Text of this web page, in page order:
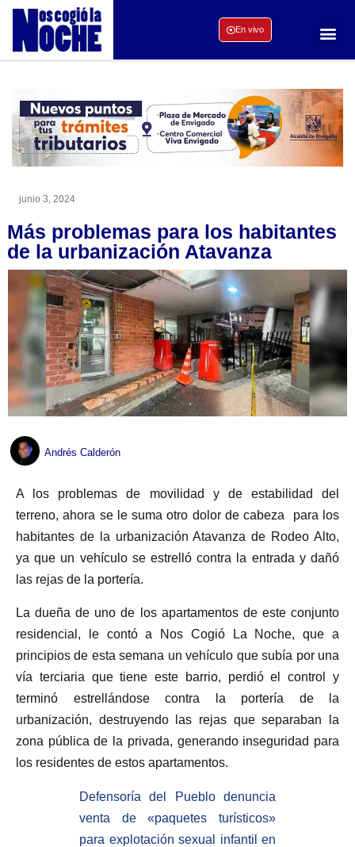
En vivo
junio 3, 2024
Más problemas para los habitantes
de la urbanización Atavanza
Andrés Calderón
A los problemas de movilidad y de estabilidad del
terreno, ahora se le suma otro dolor de cabeza para los
habitantes de la urbanización Atavanza de Rodeo Alto,
ya que un vehículo se estrelló contra la entrada y dañó
las rejas de la portería.
La dueña de uno de los apartamentos de este conjunto
residencial, le contó a Nos Cogió La Noche, que a
principios de esta semana un vehículo que subía por una
vía terciaria que tiene este barrio, perdió el control y
terminó estrellándose contra la portería de la
urbanización, destruyendo las rejas que separaban la
zona pública de la privada, generando inseguridad para
los residentes de estos apartamentos.
Defensoría del Pueblo denuncia
venta de «paquetes turísticos»
para explotación sexual infantil en